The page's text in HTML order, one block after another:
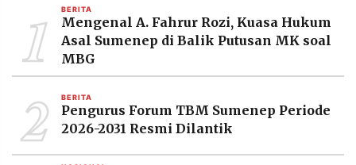
IKUTI
KAMI
1 BERITA
Mengenal A. Fahrur Rozi, Kuasa Hukum
Asal Sumenep di Balik Putusan MK soal
MBG
2 BERITA
Pengurus Forum TBM Sumenep Periode
2026-2031 Resmi Dilantik